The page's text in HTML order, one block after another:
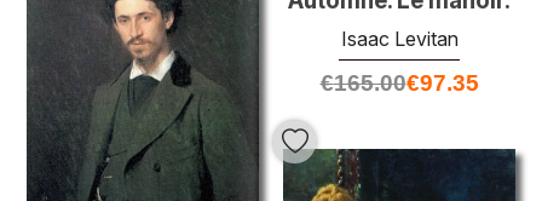
Isaac Levitan
€165.00€97.35